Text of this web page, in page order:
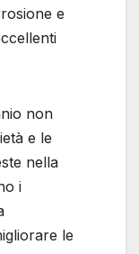
e
non
e le
nella
i
le